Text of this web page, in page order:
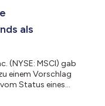
Maßnahmen zur
als
(NYSE: MSCI) gab
einem Vorschlag
Status eines